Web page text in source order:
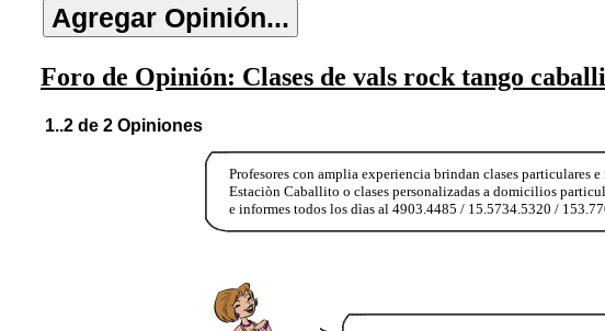
Foro de Opinión: Clases de vals rock tango
1..2 de 2 Opiniones
Profesores con amplia experiencia brindan clases
Estaciòn Caballito o clases personalizadas a domicilios
e informes todos los dìas al 4903.4485 / 15.5734.5320 /